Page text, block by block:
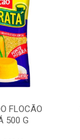
FLOCÃO
500 G